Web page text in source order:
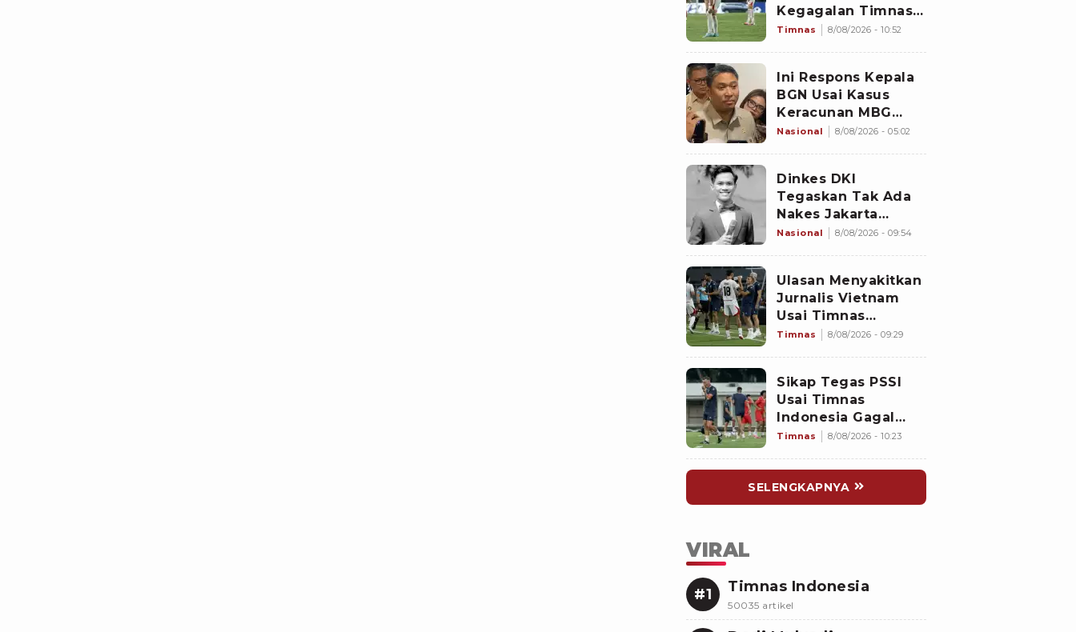
Kegagalan Timnas
Indonesia Lolos
Singapura dan
Rugikan Garuda
Timnas 8/08/2026 - 10:52
Ini Respons Kepala
BGN Usai Kasus
Keracunan MBG
Kembali Terjadi
Nasional 8/08/2026 - 05:02
Dinkes DKI
Tegaskan Tak Ada
Nakes Jakarta
Mencibir Curhatan
Nasional 8/08/2026 - 09:54
Ulasan Menyakitkan
Jurnalis Vietnam
Usai Timnas
Indonesia
Memalukan!
Timnas 8/08/2026 - 09:29
Sikap Tegas PSSI
Usai Timnas
Indonesia Gagal
Lolos Semifinal
Ajang Selanjutnya
Jadi Pembuktian
Garuda
Timnas 8/08/2026 - 10:23
SELENGKAPNYA
VIRAL
#1 Timnas Indonesia
50035 artikel